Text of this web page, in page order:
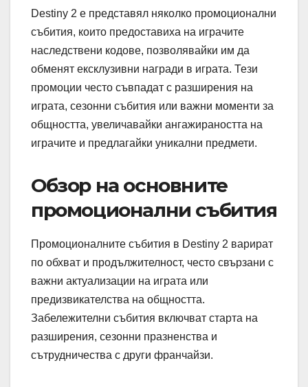
Destiny 2 е представял няколко промоционални
събития, които предоставиха на играчите
наследствени кодове, позволявайки им да
обменят ексклузивни награди в играта. Тези
промоции често съвпадат с разширения на
играта, сезонни събития или важни моменти за
общността, увеличавайки ангажираността на
играчите и предлагайки уникални предмети.
Обзор на основните
промоционални събития
Промоционалните събития в Destiny 2 варират
по обхват и продължителност, често свързани с
важни актуализации на играта или
предизвикателства на общността.
Забележителни събития включват старта на
разширения, сезонни празненства и
сътрудничества с други франчайзи.